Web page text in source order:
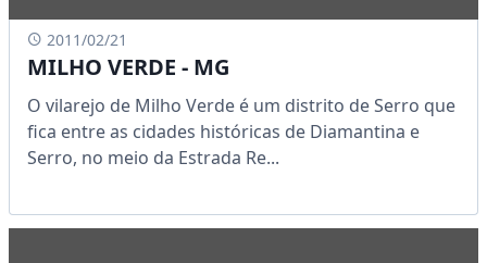
2011/02/21
MILHO VERDE - MG
O vilarejo de Milho Verde é um distrito de Serro que
fica entre as cidades históricas de Diamantina e
Serro, no meio da Estrada Re...